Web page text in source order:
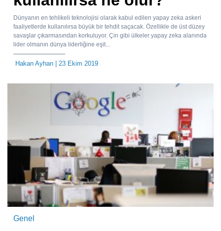
Dünyanın en tehlikeli teknolojisi olarak kabul edilen yapay zeka askeri
faaliyetlerde kullanılırsa büyük bir tehdit saçacak. Özellikle de üst düzey
savaşlar çıkarmasından korkuluyor. Çin gibi ülkeler yapay zeka alanında
lider olmanın dünya liderliğine eşit...
Hakan Ayhan | 23 Ekim 2019
Genel